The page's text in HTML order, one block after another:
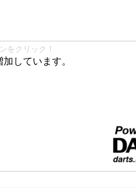
をクリック！
しています。